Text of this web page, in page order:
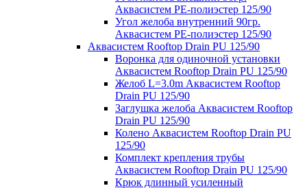
Аквасистем PE-полиэстер 125/90
Угол желоба внутренний 90гр.
Аквасистем PE-полиэстер 125/90
Аквасистем Rooftop Drain PU 125/90
Воронка для одиночной установки
Аквасистем Rooftop Drain PU 125/90
Желоб L=3.0m Аквасистем Rooftop
Drain PU 125/90
Заглушка желоба Аквасистем Rooftop
Drain PU 125/90
Колено Аквасистем Rooftop Drain PU
125/90
Комплект крепления трубы
Аквасистем Rooftop Drain PU 125/90
Крюк длинный усиленный